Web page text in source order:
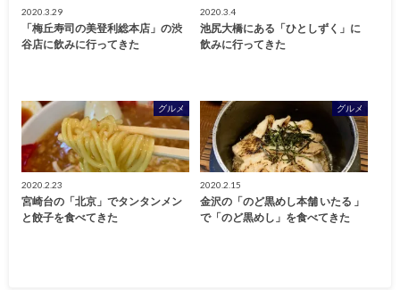
2020.3.29
「梅丘寿司の美登利総本店」の渋
谷店に飲みに行ってきた
2020.3.4
池尻大橋にある「ひとしずく」に
飲みに行ってきた
グルメ
2020.2.23
宮崎台の「北京」でタンタンメン
と餃子を食べてきた
グルメ
2020.2.15
金沢の「のど黒めし本舗 いたる 」
で「のど黒めし」を食べてきた